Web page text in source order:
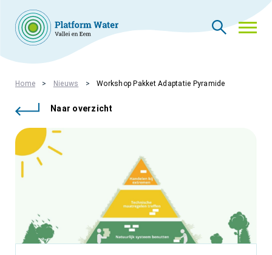
THEMA’S
CONTACT
PLATFORMLEDEN
Home Nieuws Workshop Pakket Adaptatie Pyramide
Naar overzicht